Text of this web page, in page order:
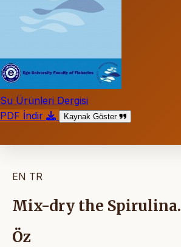
Su Ürünleri Dergisi
PDF İndir
Kaynak Göster
EN TR
Mix-dry the Spirulina.
Öz